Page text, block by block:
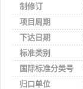
制修订
项目周期
下达日期
标准类别
国际标准分类号
归口单位